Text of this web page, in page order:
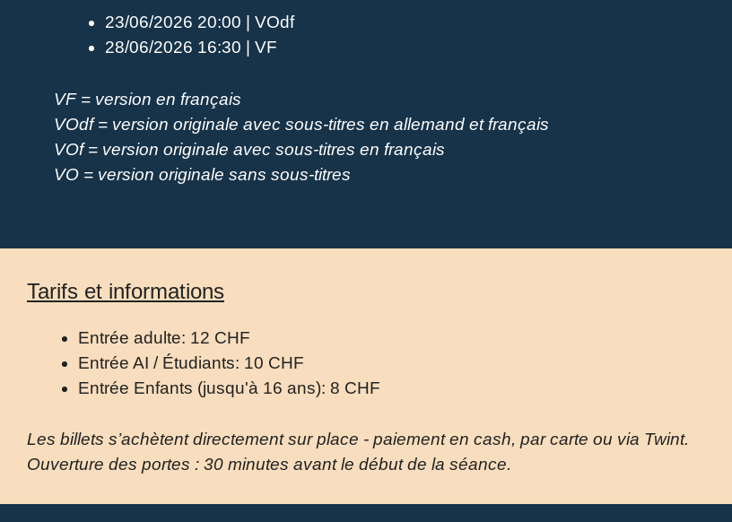
23/06/2026 20:00 | VOdf
28/06/2026 16:30 | VF
VF = version en français
VOdf = version originale avec sous-titres en allemand et français
VOf = version originale avec sous-titres en français
VO = version originale sans sous-titres
Tarifs et informations
Entrée adulte: 12 CHF
Entrée AI / Étudiants: 10 CHF
Entrée Enfants (jusqu'à 16 ans): 8 CHF
Les billets s’achètent directement sur place - paiement en cash, par carte ou via Twint.
Ouverture des portes : 30 minutes avant le début de la séance.